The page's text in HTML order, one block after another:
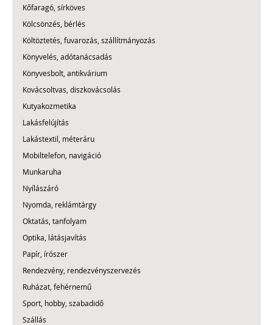
Kőfaragó, sírköves
Kölcsönzés, bérlés
Költöztetés, fuvarozás, szállítmányozás
Könyvelés, adótanácsadás
Könyvesbolt, antikvárium
Kovácsoltvas, diszkovácsolás
Kutyakozmetika
Lakásfelújítás
Lakástextil, méteráru
Mobiltelefon, navigáció
Munkaruha
Nyílászáró
Nyomda, reklámtárgy
Oktatás, tanfolyam
Optika, látásjavítás
Papír, írószer
Rendezvény, rendezvényszervezés
Ruházat, fehérnemű
Sport, hobby, szabadidő
Szállás